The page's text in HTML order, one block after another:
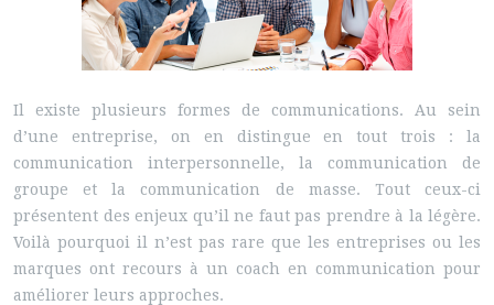
Il existe plusieurs formes de communications. Au sein
d’une entreprise, on en distingue en tout trois : la
communication interpersonnelle, la communication de
groupe et la communication de masse. Tout ceux-ci
présentent des enjeux qu’il ne faut pas prendre à la légère.
Voilà pourquoi il n’est pas rare que les entreprises ou les
marques ont recours à un coach en communication pour
améliorer leurs approches.